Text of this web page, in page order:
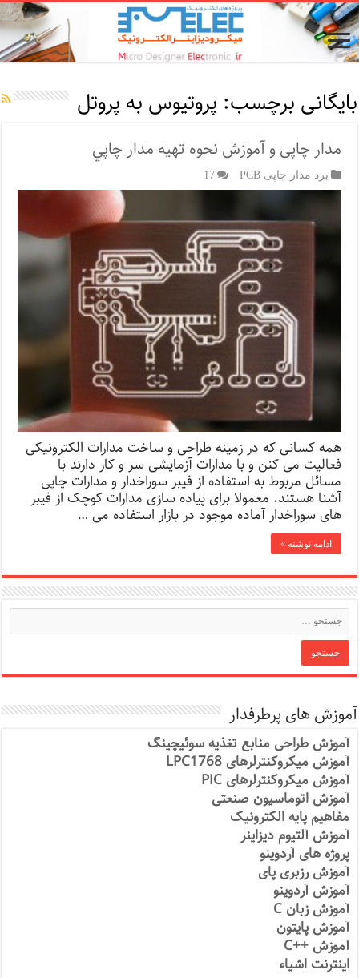
بایگانی برچسب: پروتیوس به پروتل
مدار چاپی و آموزش نحوه تهیه مدار چاپي
برد مدار چاپی PCB 17
همه کسانی که در زمینه طراحی و ساخت مدارات الکترونیکی
فعالیت می کنن و با مدارات آزمایشی سر و کار دارند با
مسائل مربوط به استفاده از فیبر سوراخدار و مدارات چاپی
آشنا هستند. معمولا برای پیاده سازی مدارات کوچک از فیبر
های سوراخدار آماده موجود در بازار استفاده می …
ادامه نوشته »
آموزش های پرطرفدار
آموزش طراحی منابع تغذیه سوئیچینگ
آموزش میکروکنترلرهای LPC1768
آموزش میکروکنترلرهای PIC
آموزش اتوماسیون صنعتی
مفاهیم پایه الکترونیک
آموزش آلتیوم دیزاینر
پروژه های آردوینو
آموزش رزبری پای
آموزش آردوینو
آموزش زبان C
آموزش پایتون
آموزش ++C
اینترنت اشیاء